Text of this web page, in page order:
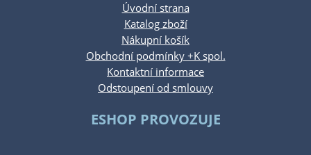
Úvodní strana
Katalog zboží
Nákupní košík
Obchodní podmínky +K spol.
Kontaktní informace
Odstoupení od smlouvy
ESHOP PROVOZUJE